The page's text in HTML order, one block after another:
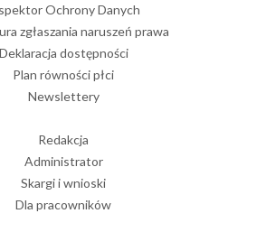
Ochrony Danych
zgłaszania naruszeń prawa
Deklaracja dostępności
Plan równości płci
Newslettery
Redakcja
Administrator
Skargi i wnioski
Dla pracowników